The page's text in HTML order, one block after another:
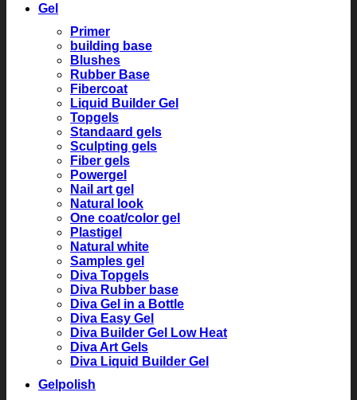
Gel
Primer
building base
Blushes
Rubber Base
Fibercoat
Liquid Builder Gel
Topgels
Standaard gels
Sculpting gels
Fiber gels
Powergel
Nail art gel
Natural look
One coat/color gel
Plastigel
Natural white
Samples gel
Diva Topgels
Diva Rubber base
Diva Gel in a Bottle
Diva Easy Gel
Diva Builder Gel Low Heat
Diva Art Gels
Diva Liquid Builder Gel
Gelpolish